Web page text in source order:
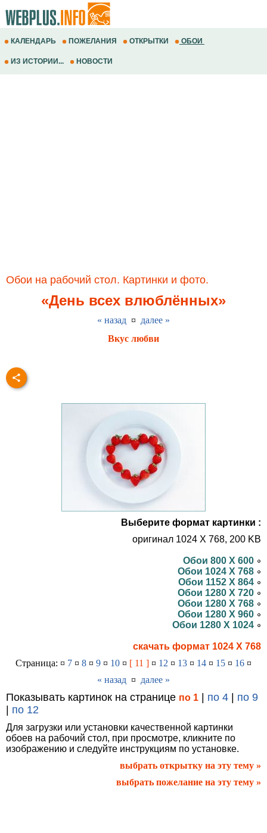
КАЛЕНДАРЬ ПОЖЕЛАНИЯ ОТКРЫТКИ ОБОИ
ИЗ ИСТОРИИ... НОВОСТИ
Обои на рабочий стол. Картинки и фото.
«День всех влюблённых»
« назад ¤ далее »
Вкус любви
Выберите формат картинки :
оригинал 1024 X 768, 200 KB
Обои 800 X 600
Обои 1024 X 768
Обои 1152 X 864
Обои 1280 X 720
Обои 1280 X 768
Обои 1280 X 960
Обои 1280 X 1024
скачать формат 1024 X 768
Страница: ¤ 7 ¤ 8 ¤ 9 ¤ 10 ¤ [ 11 ] ¤ 12 ¤ 13 ¤ 14 ¤ 15 ¤ 16 ¤
« назад ¤ далее »
Показывать картинок на странице по 1 | по 4 | по 9
| по 12
Для загрузки или установки качественной картинки
обоев на рабочий стол, при просмотре, кликните по
изображению и следуйте инструкциям по установке.
выбрать открытку на эту тему »
выбрать пожелание на эту тему »